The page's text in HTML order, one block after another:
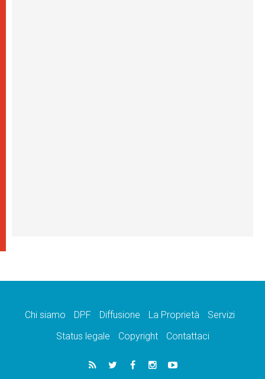
Chi siamo DPF Diffusione La Proprietà
Servizi
Status legale
Copyright Contattaci